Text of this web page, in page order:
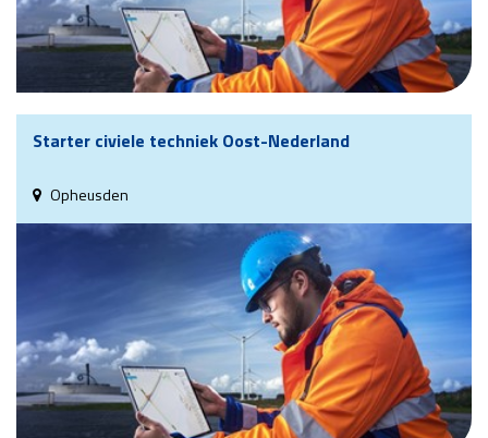
Starter civiele techniek Oost-Nederland
Opheusden